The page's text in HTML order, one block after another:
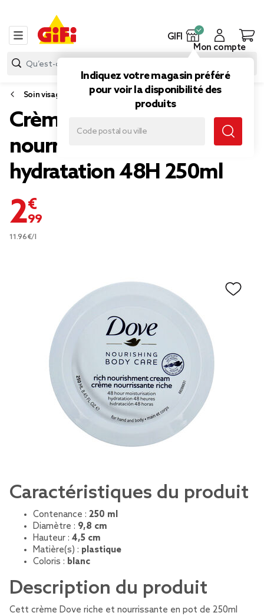
GIFI
Indiquez votre magasin préféré
pour voir la disponibilité des
produits
Mon compte
Soin visage et corps
Crème Dove corps
nourrissante riche
hydratation 48H 250ml
2,99 €
11.96€/l
Caractéristiques du produit
Contenance : 250 ml
Diamètre : 9,8 cm
Hauteur : 4,5 cm
Matière(s) : plastique
Coloris : blanc
Description du produit
Cett crème Dove riche et nourrissante en pot de 250ml